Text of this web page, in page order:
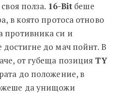
своя полза. 16-Bit беше
в която протоса отново
противника си и
до мач пойнт. В
от губеща позиция TY
до положение, в
да унищожи